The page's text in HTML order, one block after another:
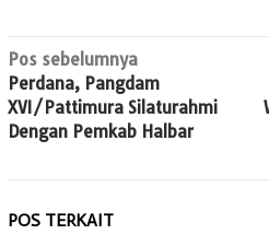
Navigasi
pos
Pos sebelumnya
Perdana, Pangdam
XVI/Pattimura Silaturahmi
Dengan Pemkab Halbar
POS TERKAIT